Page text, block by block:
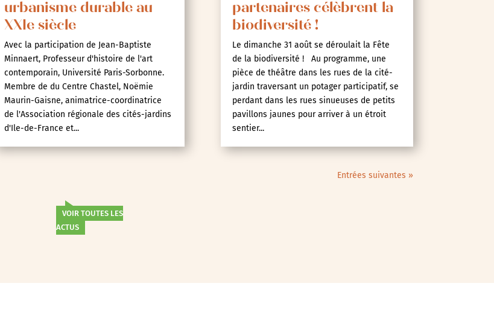
urbanisme durable au
XXIe siècle
Avec la participation de Jean-Baptiste
Minnaert, Professeur d'histoire de l'art
contemporain, Université Paris-Sorbonne.
Membre de du Centre Chastel, Noëmie
Maurin-Gaisne, animatrice-coordinatrice
de l'Association régionale des cités-jardins
d'Ile-de-France et...
partenaires célèbrent la
biodiversité !
Le dimanche 31 août se déroulait la Fête
de la biodiversité ! Au programme, une
pièce de théâtre dans les rues de la cité-
jardin traversant un potager participatif, se
perdant dans les rues sinueuses de petits
pavillons jaunes pour arriver à un étroit
sentier...
Entrées suivantes »
VOIR TOUTES LES
ACTUS